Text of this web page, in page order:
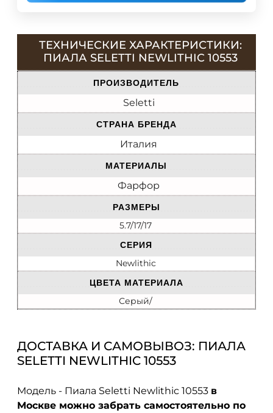
ТЕХНИЧЕСКИЕ ХАРАКТЕРИСТИКИ:
ПИАЛА SELETTI NEWLITHIC 10553
ПРОИЗВОДИТЕЛЬ
Seletti
СТРАНА БРЕНДА
Италия
МАТЕРИАЛЫ
Фарфор
РАЗМЕРЫ
5.7/17/17
СЕРИЯ
Newlithic
ЦВЕТА МАТЕРИАЛА
Серый/
ДОСТАВКА И САМОВЫВОЗ: ПИАЛА
SELETTI NEWLITHIC 10553
Модель - Пиала Seletti Newlithic 10553 в
Москве можно забрать самостоятельно по